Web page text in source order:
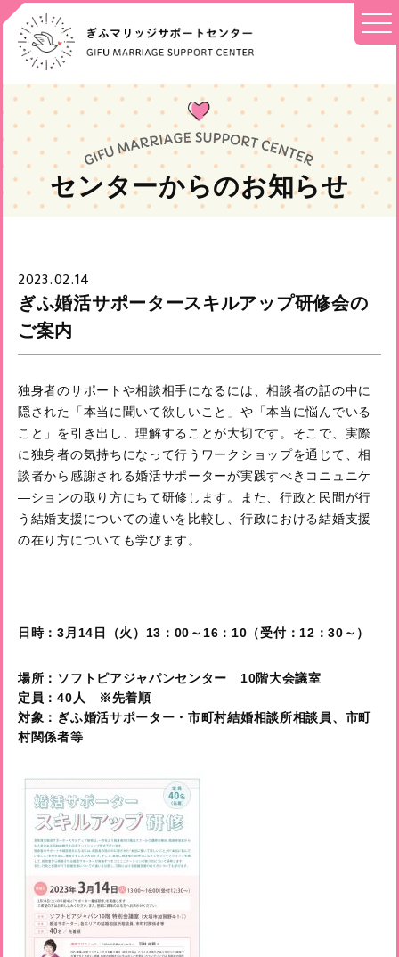
センターからのお知らせ
2023.02.14
ぎふ婚活サポータースキルアップ研修会の
ご案内
独身者のサポートや相談相手になるには、相談者の話の中に
隠された「本当に聞いて欲しいこと」や「本当に悩んでいる
こと」を引き出し、理解することが大切です。そこで、実際
に独身者の気持ちになって行うワークショップを通じて、相
談者から感謝される婚活サポーターが実践すべきコニュニケ
―ションの取り方にちて研修します。また、行政と民間が行
う結婚支援についての違いを比較し、行政における結婚支援
の在り方についても学びます。
日時：3月14日（火）13：00～16：10（受付：12：30～）
場所：ソフトピアジャパンセンター 10階大会議室
定員：40人 ※先着順
対象：ぎふ婚活サポーター・市町村結婚相談所相談員、市町
村関係者等